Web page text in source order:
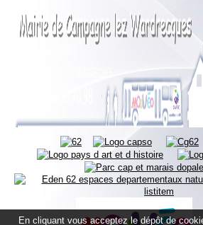
En cliquant vous acceptez le dépôt de